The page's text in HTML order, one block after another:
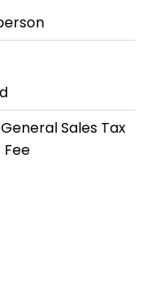
Sales Tax
Fee